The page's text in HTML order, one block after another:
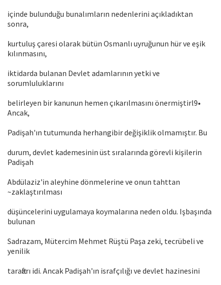
içinde bulunduğu bunalımların nedenlerini açıkladıktan
sonra,
kurtuluş çaresi olarak bütün Osmanlı uyruğunun hür ve eşik
kılınmasını,
iktidarda bulanan Devlet adamlarının yetki ve
sorumluluklarını
belirleyen bir kanunun hemen çıkarılmasını önermiştirl9•
Ancak,
Padişah'ın tutumunda herhangibir değişiklik olmamıştır. Bu
durum, devlet kademesinin üst sıralarında görevli kişilerin
Padişah
Abdülaziz'in aleyhine dönmelerine ve onun tahttan
~zaklaştırılması
düşüncelerini uygulamaya koymalarına neden oldu. Işbaşında
bulunan
Sadrazam, Mütercim Mehmet Rüştü Paşa zeki, tecrübeli ve
yenilik
taraftarı idi. Ancak Padişah'ın israfçılığı ve devlet hazinesini